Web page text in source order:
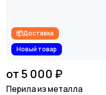
📦Доставка
Новый товар
от 5 000 ₽
Перила из металла